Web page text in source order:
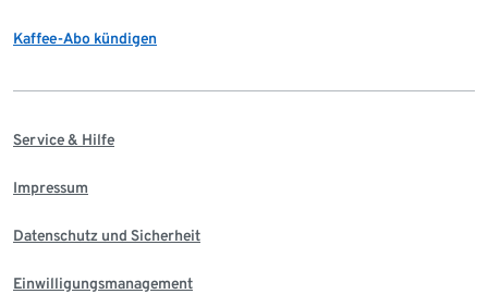
Kaffee-Abo kündigen
Service & Hilfe
Impressum
Datenschutz und Sicherheit
Einwilligungsmanagement